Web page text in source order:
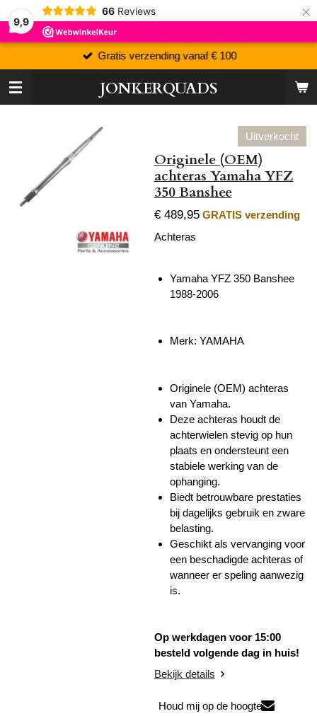
9,9
66 Reviews ×
JONKERQUADS
Gratis verzending vanaf € 100
Uitverkocht
Originele (OEM)
achteras Yamaha YFZ
350 Banshee
€ 489,95 GRATIS verzending
Achteras
Yamaha YFZ 350 Banshee
1988-2006
Merk: YAMAHA
Originele (OEM) achteras
van Yamaha.
Deze achteras houdt de
achterwielen stevig op hun
plaats en ondersteunt een
stabiele werking van de
ophanging.
Biedt betrouwbare prestaties
bij dagelijks gebruik en zware
belasting.
Geschikt als vervanging voor
een beschadigde achteras of
wanneer er speling aanwezig
is.
Op werkdagen voor 15:00
besteld volgende dag in huis!
Bekijk details
Houd mij op de hoogte